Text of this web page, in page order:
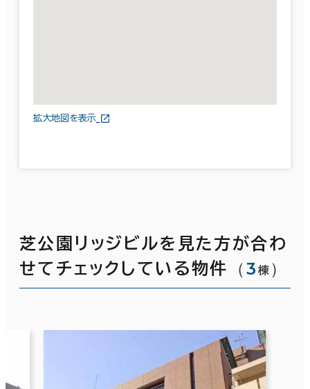
拡大地図を表示
芝公園リッジビルを見た方が合わ
せてチェックしている物件
（3 棟 ）